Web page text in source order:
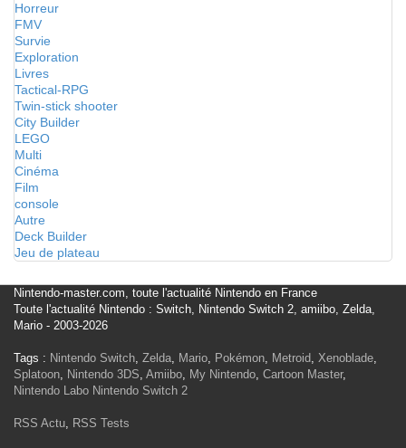
Horreur
FMV
Survie
Exploration
Livres
Tactical-RPG
Twin-stick shooter
City Builder
LEGO
Multi
Cinéma
Film
console
Autre
Deck Builder
Jeu de plateau
Nintendo-master.com, toute l'actualité Nintendo en France
Toute l'actualité Nintendo : Switch, Nintendo Switch 2, amiibo, Zelda,
Mario - 2003-2026
Tags : Nintendo Switch, Zelda, Mario, Pokémon, Metroid, Xenoblade,
Splatoon, Nintendo 3DS, Amiibo, My Nintendo, Cartoon Master,
Nintendo Labo Nintendo Switch 2
RSS Actu, RSS Tests